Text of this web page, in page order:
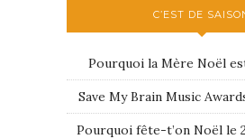
C’EST DE
Pourquoi la Mère Noël
Save My Brain Music
Pourquoi fête-t’on Noël le